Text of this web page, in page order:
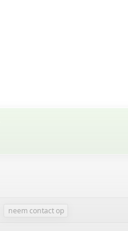
neem contact op